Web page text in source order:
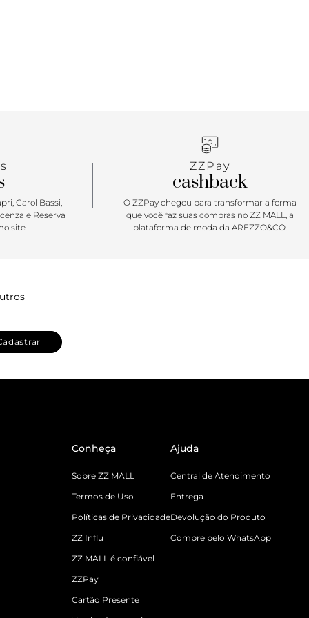
Carol Bassi,
e Reserva
site
ZZPay
cashback
O ZZPay chegou para transformar a forma
que você faz suas compras no ZZ MALL, a
plataforma de moda da AREZZO&CO.
Conheça
Sobre ZZ MALL
Termos de Uso
Políticas de Privacidade
ZZ Influ
ZZ MALL é confiável
ZZPay
Cartão Presente
Ajuda
Central de Atendimento
Entrega
Devolução do Produto
Compre pelo WhatsApp